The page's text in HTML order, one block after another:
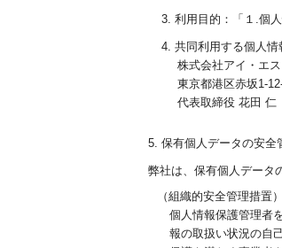
3. 利用目的：「１.個
4. 共同利用する個人情
株式会社アイ・エ
東京都港区赤坂1-
代表取締役 花田 仁
5. 保有個人データの安全
弊社は、保有個人データ
（組織的安全管理措置）
個人情報保護管理者
報の取扱い状況の自